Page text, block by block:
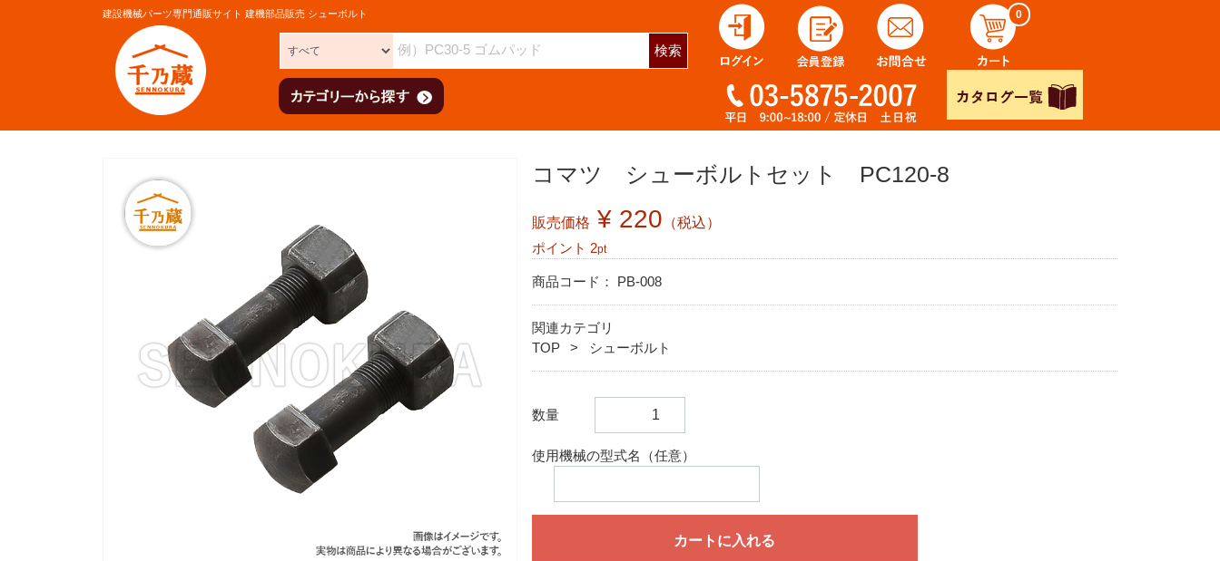
建設機械パーツ専門通販サイト 建機部品販売 シューボルト
検索
0
コマツ シューボルトセット PC120-8
販売価格 ¥ 220 （税込）
ポイント 2pt
商品コード： PB-008
関連カテゴリ
TOP
シューボルト
数量
使用機械の型式名（任意）
カートに入れる